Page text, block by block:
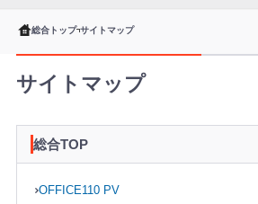
総合トップ サイトマップ
サイトマップ
総合TOP
OFFICE110 PV